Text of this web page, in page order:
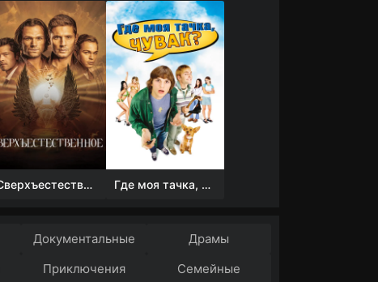
Сверхъестественное Где моя тачка, чувак?
Документальные
Драмы
Приключения
Семейные